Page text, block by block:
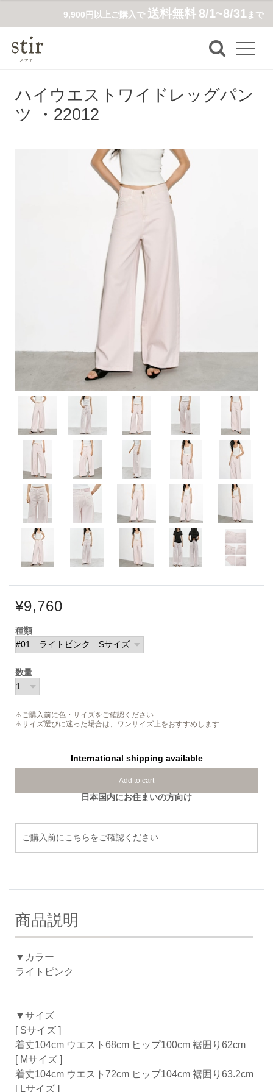
9,900円以上ご購入で 送料無料 8/1~8/31まで
ハイウエストワイドレッグパン
ツ ・22012
¥9,760
種類
数量
⚠ご購入前に色・サイズをご確認ください
⚠サイズ選びに迷った場合は、ワンサイズ上をおすすめします
International shipping available
Add to cart
日本国内にお住まいの方向け
ご購入前にこちらをご確認ください
商品説明
▼カラー
ライトピンク
▼サイズ
[ Sサイズ ]
着丈104cm ウエスト68cm ヒップ100cm 裾囲り62cm
[ Mサイズ ]
着丈104cm ウエスト72cm ヒップ104cm 裾囲り63.2cm
[ Lサイズ ]